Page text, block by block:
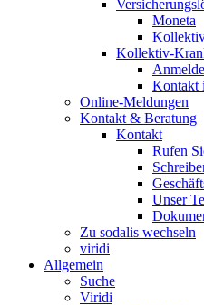
Moneta
Kollektiv-
Kontakt
Online-Meldungen
Kontakt & Beratung
Kontakt
Rufen
Unser
Zu sodalis wechseln
viridi
Allgemein
Suche
Viridi